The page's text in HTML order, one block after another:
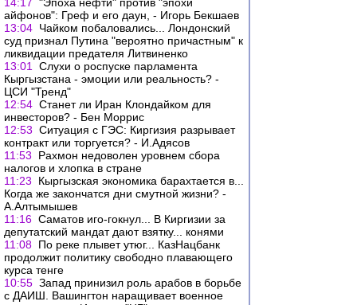
айфонов": Греф и его даун, - Игорь Бекшаев
13:04 Чайком побаловались... Лондонский
суд признал Путина "вероятно причастным" к
ликвидации предателя Литвиненко
13:01
Слухи о роспуске парламента
Кыргызстана - эмоции или реальность? -
ЦСИ "Тренд"
12:54 Станет ли Иран Клондайком для
инвесторов? - Бен Моррис
12:53 Ситуация с ГЭС: Киргизия разрывает
контракт или торгуется? - И.Адясов
11:53
Рахмон недоволен уровнем сбора
налогов и хлопка в стране
11:23
Кыргызская экономика барахтается в...
Когда же закончатся дни смутной жизни? -
А.Алтымышев
11:16 Саматов иго-гокнул... В Киргизии за
депутатский мандат дают взятку... конями
11:08 По реке плывет утюг... КазНацбанк
продолжит политику свободно плавающего
курса тенге
10:55 Запад принизил роль арабов в борьбе
с ДАИШ. Вашингтон наращивает военное